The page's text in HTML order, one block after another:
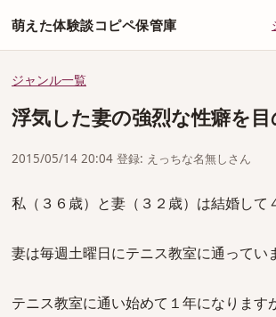
萌えた体験談コピペ保管庫
ジャンル一覧
浮気した妻の強烈な性癖を
2015/05/14 20:04 登録: えっちな名無しさん
私（３６歳）と妻（３２歳）は結婚して
妻は毎週土曜日にテニス教室に通ってい
テニス教室に通い始めて１年になります